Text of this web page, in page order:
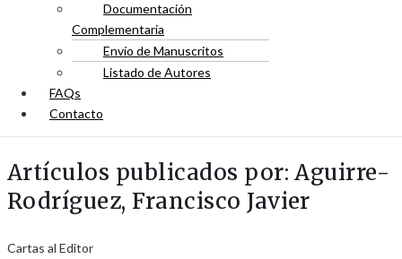
Documentación
Complementaria
Envío de Manuscritos
Listado de Autores
FAQs
Contacto
Artículos publicados por: Aguirre-
Rodríguez, Francisco Javier
Cartas al Editor